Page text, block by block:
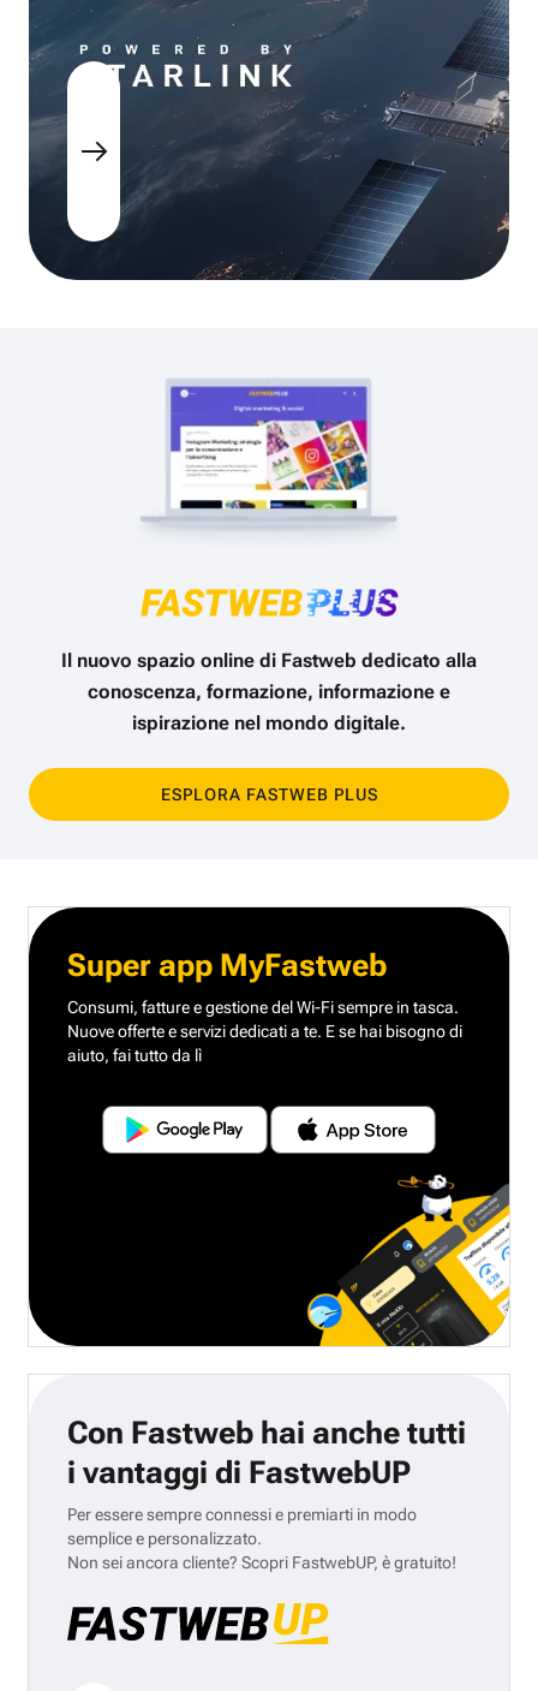
Il nuovo spazio online di Fastweb dedicato alla
conoscenza, formazione, informazione e
ispirazione nel mondo digitale.
ESPLORA FASTWEB PLUS
Super app MyFastweb
Consumi, fatture e gestione del Wi-Fi sempre in tasca.
Nuove offerte e servizi dedicati a te. E se hai bisogno di
aiuto, fai tutto da lì
Con Fastweb hai anche tutti
i vantaggi di FastwebUP
Per essere sempre connessi e premiarti in modo
semplice e personalizzato.
Non sei ancora cliente? Scopri FastwebUP, è gratuito!